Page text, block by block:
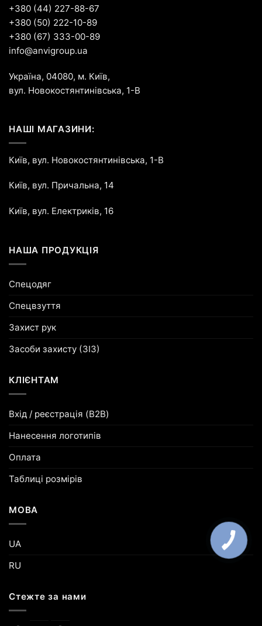
+380 (44) 227-88-67
+380 (50) 222-10-89
+380 (67) 333-00-89
info@anvigroup.ua
Україна, 04080, м. Київ,
вул. Новокостянтинівська, 1-В
НАШІ МАГАЗИНИ:
Київ, вул. Новокостянтинівська, 1-В
Київ, вул. Причальна, 14
Київ, вул. Електриків, 16
НАША ПРОДУКЦІЯ
Спецодяг
Спецвзуття
Захист рук
Засоби захисту (ЗІЗ)
КЛІЄНТАМ
Вхід / реєстрація (B2B)
Нанесення логотипів
Оплата
Таблиці розмірів
МОВА
UA
RU
Стежте за нами